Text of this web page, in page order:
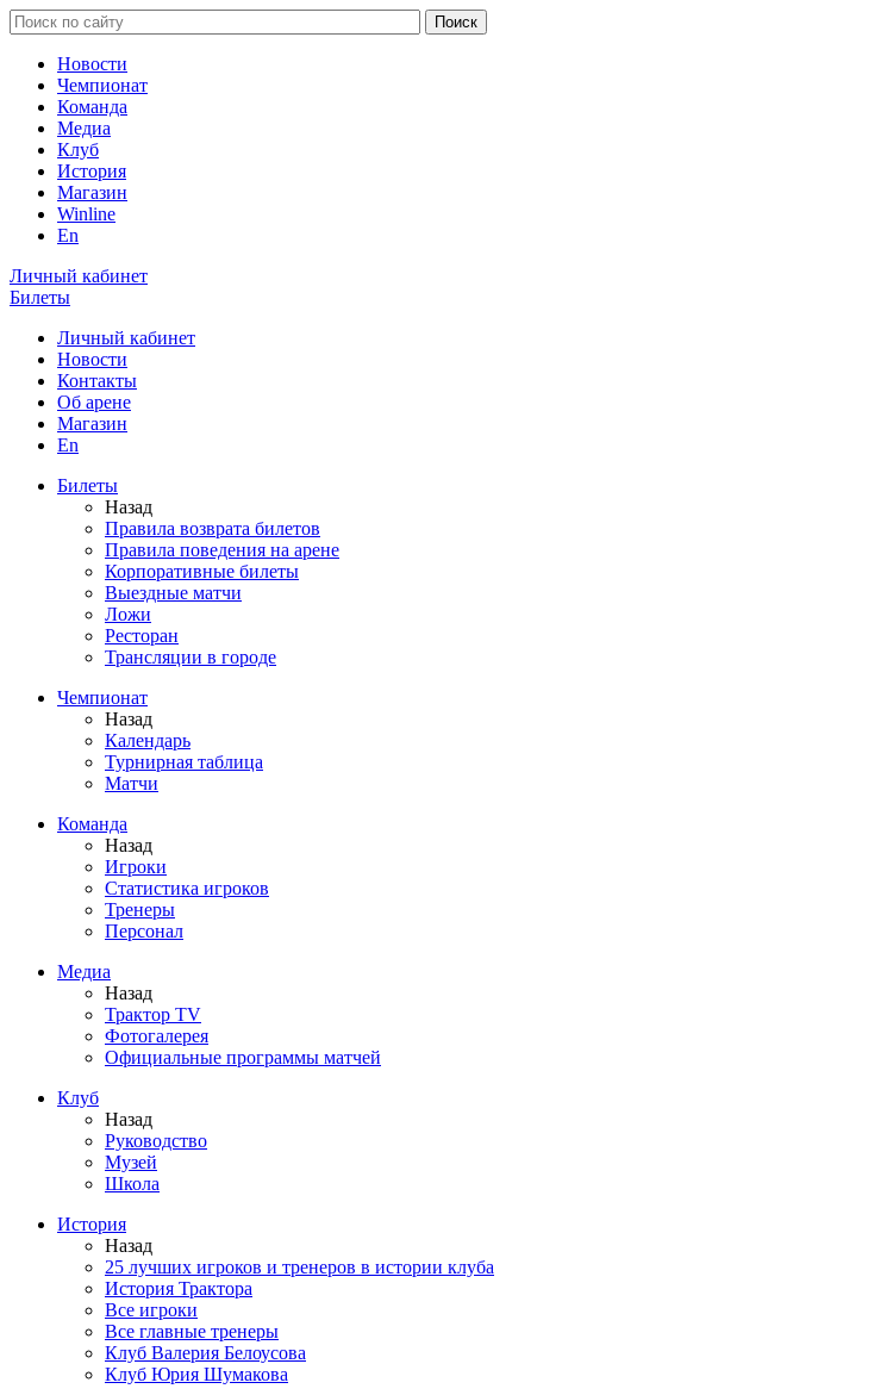
Новости
Чемпионат
Команда
Медиа
Клуб
История
Магазин
Winline
En
Личный кабинет
Билеты
Личный кабинет
Новости
Контакты
Об арене
Магазин
En
Билеты
Назад
Правила возврата билетов
Правила поведения на арене
Корпоративные билеты
Выездные матчи
Ложи
Ресторан
Трансляции в городе
Чемпионат
Назад
Календарь
Турнирная таблица
Матчи
Команда
Назад
Игроки
Статистика игроков
Тренеры
Персонал
Медиа
Назад
Трактор TV
Фотогалерея
Официальные программы матчей
Клуб
Назад
Руководство
Музей
Школа
История
Назад
25 лучших игроков и тренеров в истории клуба
История Трактора
Все игроки
Все главные тренеры
Клуб Валерия Белоусова
Клуб Юрия Шумакова